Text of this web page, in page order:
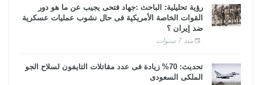
رؤية تحليلية: الباحث :جهاد فتحى يجيب عن ما هو دور
القوات الخاصة الأمريكية فى حال نشوب عمليات عسكرية
ضد إيران ؟
منذ 7 سنوات
تحديث: 70% زيادة فى عدد مقاتلات التايفون لسلاح الجو
الملكى السعودى